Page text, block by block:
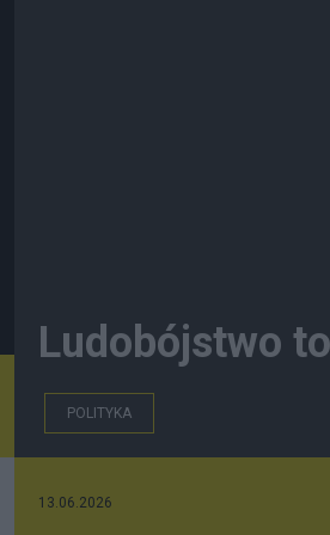
Ludobójstwo
POLITYKA
13.06.2026